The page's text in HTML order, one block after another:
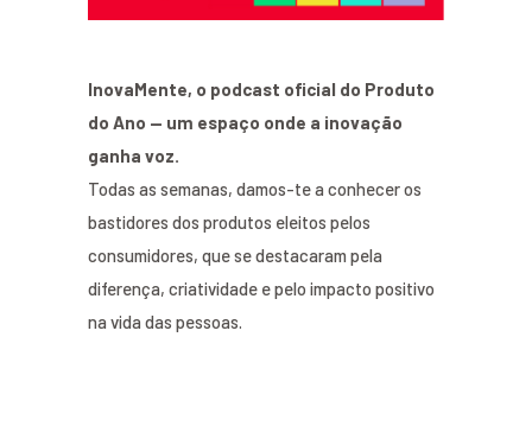
InovaMente, o podcast oficial do Produto
do Ano — um espaço onde a inovação
ganha voz.
Todas as semanas, damos-te a conhecer os
bastidores dos produtos eleitos pelos
consumidores, que se destacaram pela
diferença, criatividade e pelo impacto positivo
na vida das pessoas.